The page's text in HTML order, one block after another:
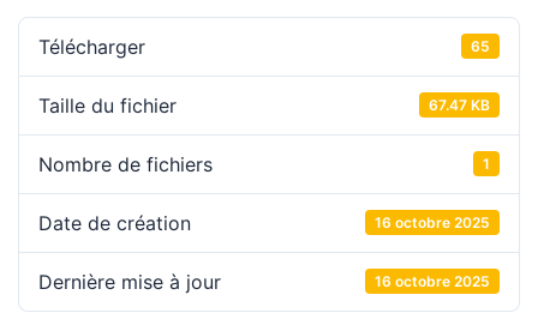
Télécharger 65
Taille du fichier 67.47 KB
Nombre de fichiers 1
Date de création 16 octobre 2025
Dernière mise à jour 16 octobre 2025